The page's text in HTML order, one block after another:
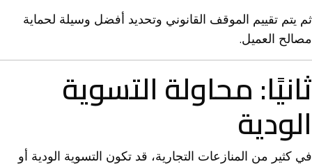
ثم يتم تقييم الموقف القانوني وتحديد أفضل وسيلة لحماية
مصالح العميل.
ثانيًا: محاولة التسوية
الودية
في كثير من المنازعات التجارية، قد تكون التسوية الودية أو